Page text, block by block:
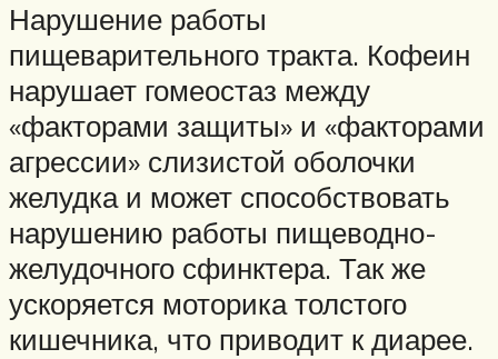
Нарушение работы
пищеварительного тракта. Кофеин
нарушает гомеостаз между
«факторами защиты» и «факторами
агрессии» слизистой оболочки
желудка и может способствовать
нарушению работы пищеводно-
желудочного сфинктера. Так же
ускоряется моторика толстого
кишечника, что приводит к диарее.